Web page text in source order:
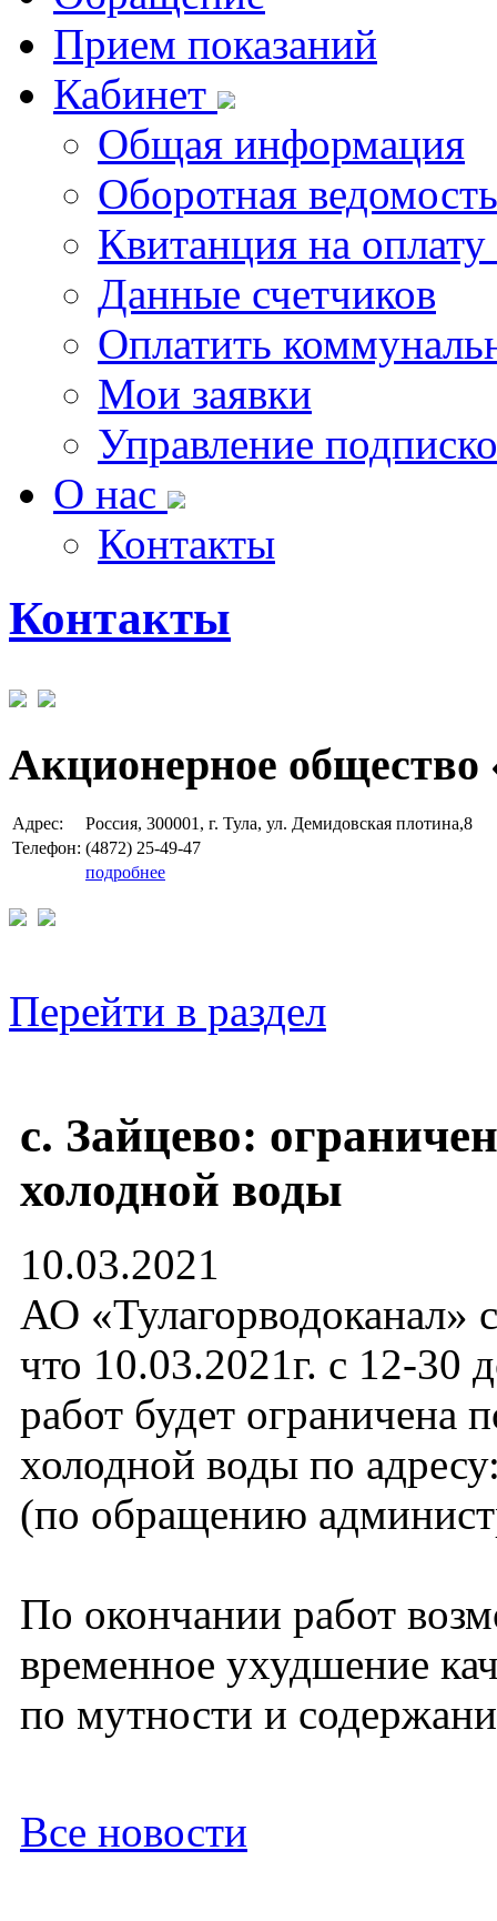
Прием показаний
Кабинет
Общая информация
Оборотная ведомость
Квитанция на
Данные счетчиков
Оплатить
Мои заявки
Управление
О нас
Контакты
Контакты
Акционерное общество
Адрес:
Россия, 300001, г. Тула, ул. Демидовская плотина,8
Телефон: (4872) 25-49-47
подробнее
Перейти в раздел
с. Зайцево:
холодной воды
10.03.2021
АО «Тулагорводоканал»
что 10.03.2021г. с 12-30
работ будет ограничена
холодной воды по
(по обращению
По окончании работ
временное ухудшение
по мутности и
Все новости